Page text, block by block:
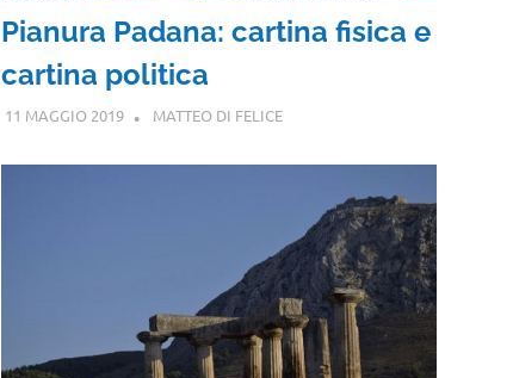
Pianura Padana: cartina fisica e
cartina politica
11 MAGGIO 2019 MATTEO DI FELICE